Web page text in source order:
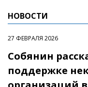
НОВОСТИ
27 ФЕВРАЛЯ 2026
Собянин
поддержке